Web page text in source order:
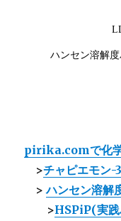
pirika.comで化
>チャピエモ
>ハンセン溶解
>HSPiP(実践